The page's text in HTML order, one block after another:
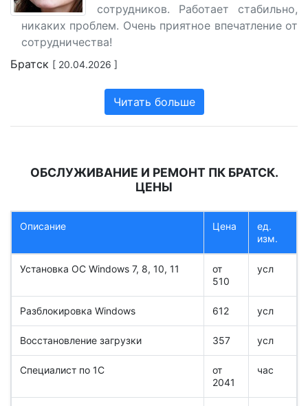
сотрудников. Работает стабильно,
никаких проблем. Очень приятное впечатление от
сотрудничества!
Братск [ 20.04.2026 ]
Читать больше
ОБСЛУЖИВАНИЕ И РЕМОНТ ПК БРАТСК.
ЦЕНЫ
Описание Цена
ед.
изм.
Установка ОС Windows 7, 8, 10, 11
от
510
усл
Разблокировка Windows 612 усл
Восстановление загрузки 357 усл
Специалист по 1С
от
2041
час